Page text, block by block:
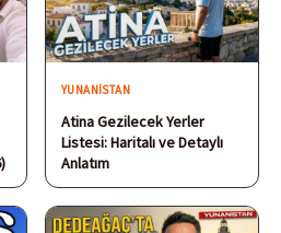
YUNANISTAN
Atina Gezilecek Yerler
Listesi: Haritalı ve Detaylı
Anlatım